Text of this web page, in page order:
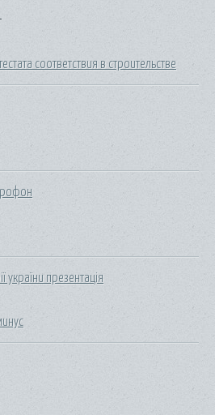
соответствия в строительстве
україни презентація